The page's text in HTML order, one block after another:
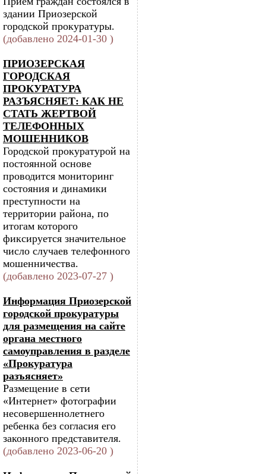
здании Приозерской
городской прокуратуры.
(добавлено 2024-01-30 )
ПРИОЗЕРСКАЯ
ГОРОДСКАЯ
ПРОКУРАТУРА
РАЗЪЯСНЯЕТ: КАК НЕ
СТАТЬ ЖЕРТВОЙ
ТЕЛЕФОННЫХ
МОШЕННИКОВ
Городской прокуратурой на
постоянной основе
проводится мониторинг
состояния и динамики
преступности на
территории района, по
итогам которого
фиксируется значительное
число случаев телефонного
мошенничества.
(добавлено 2023-07-27 )
Информация Приозерской
городской прокуратуры
для размещения на сайте
органа местного
самоуправления в разделе
«Прокуратура
разъясняет»
Размещение в сети
«Интернет» фотографии
несовершеннолетнего
ребенка без согласия его
законного представителя.
(добавлено 2023-06-20 )